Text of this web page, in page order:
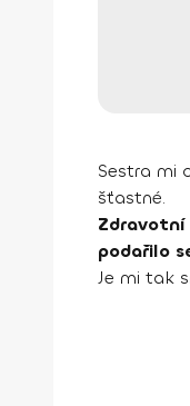
Sestra mi
šťastné.
podařilo
Je mi tak